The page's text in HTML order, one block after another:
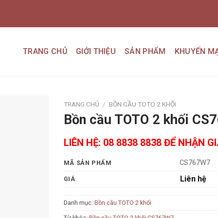
TRANG CHỦ GIỚI THIỆU SẢN PHẨM KHUYẾN
TRANG CHỦ / BỒN CẦU TOTO 2 KHỐI
Bồn cầu TOTO 2 khối
LIÊN HỆ: 08 8838 8838 ĐỂ NHẬN
MÃ SẢN PHẨM CS767W7
GIÁ Liên hệ
Danh mục: Bồn cầu TOTO 2 khối